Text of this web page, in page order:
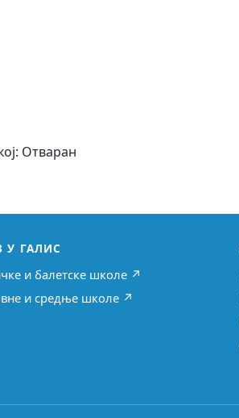
Отваран
У ГАЛИС
и балетске школе ↗
и средње школе ↗